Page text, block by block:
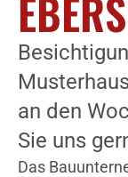
an den
Sie uns
Das